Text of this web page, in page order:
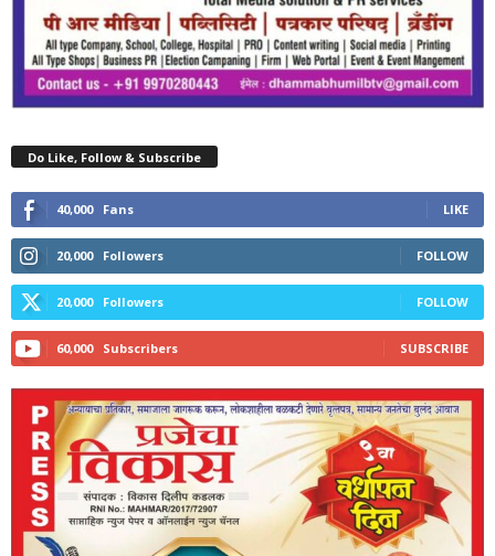
Do Like, Follow & Subscribe
40,000 Fans LIKE
20,000 Followers FOLLOW
20,000 Followers FOLLOW
60,000 Subscribers SUBSCRIBE